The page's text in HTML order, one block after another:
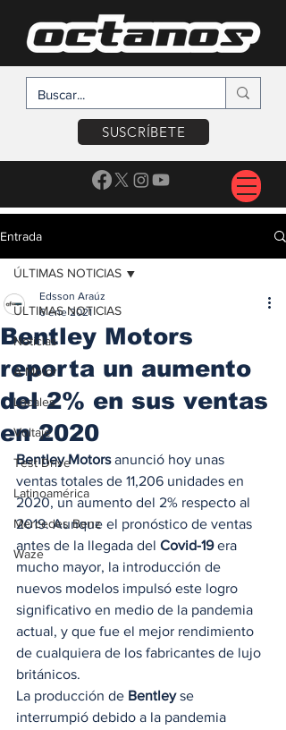
SUSCRÍBETE
Entrada
ÚLTIMAS NOTICIAS
Noticias
A Motor
Locales
Voltaje
Test Drive
Latinoamérica
Mercedes Benz
Waze
ÚLTIMAS NOTICIAS
Bentley Motors
reporta un aumento
del 2% en sus ventas
en 2020
Edsson Araúz
6 ene 2021
Bentley Motors anunció hoy unas
ventas totales de 11,206 unidades en
2020, un aumento del 2% respecto al
2019. Aunque el pronóstico de ventas
antes de la llegada del Covid-19 era
mucho mayor, la introducción de
nuevos modelos impulsó este logro
significativo en medio de la pandemia
actual, y que fue el mejor rendimiento
de cualquiera de los fabricantes de lujo
británicos.
La producción de Bentley se
interrumpió debido a la pandemia